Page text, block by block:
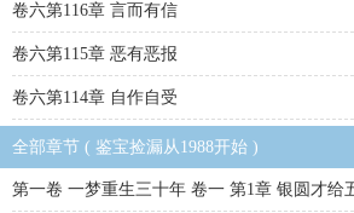
卷六第116章 言而有信
卷六第115章 恶有恶报
卷六第114章 自作自受
全部章节 ( 鉴宝捡漏从1988开始 )
第一卷 一梦重生三十年 卷一 第1章 银圆才给